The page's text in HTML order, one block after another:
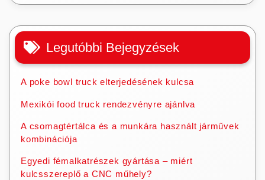
Legutóbbi Bejegyzések
A poke bowl truck elterjedésének kulcsa
Mexikói food truck rendezvényre ajánlva
A csomagtértálca és a munkára használt járművek
kombinációja
Egyedi fémalkatrészek gyártása – miért
kulcsszereplő a CNC műhely?